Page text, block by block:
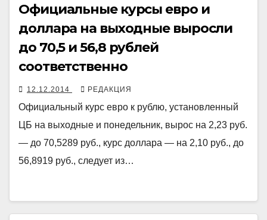
Официальные курсы евро и
доллара на выходные выросли
до 70,5 и 56,8 рублей
соответственно
12.12.2014 РЕДАКЦИЯ
Официальный курс евро к рублю, установленный
ЦБ на выходные и понедельник, вырос на 2,23 руб.
— до 70,5289 руб., курс доллара — на 2,10 руб., до
56,8919 руб., следует из…